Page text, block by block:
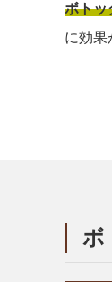
ボトッ
に効果
ボ